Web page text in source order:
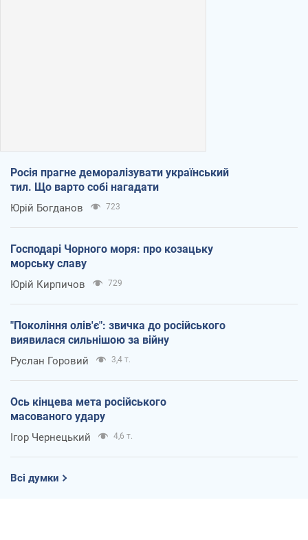
Росія прагне деморалізувати український
тил. Що варто собі нагадати
Юрій Богданов 723
Господарі Чорного моря: про козацьку
морську славу
Юрій Кирпичов 729
"Покоління олів'є": звичка до російського
виявилася сильнішою за війну
Руслан Горовий 3,4 т.
Ось кінцева мета російського
масованого удару
Ігор Чернецький 4,6 т.
Всі думки